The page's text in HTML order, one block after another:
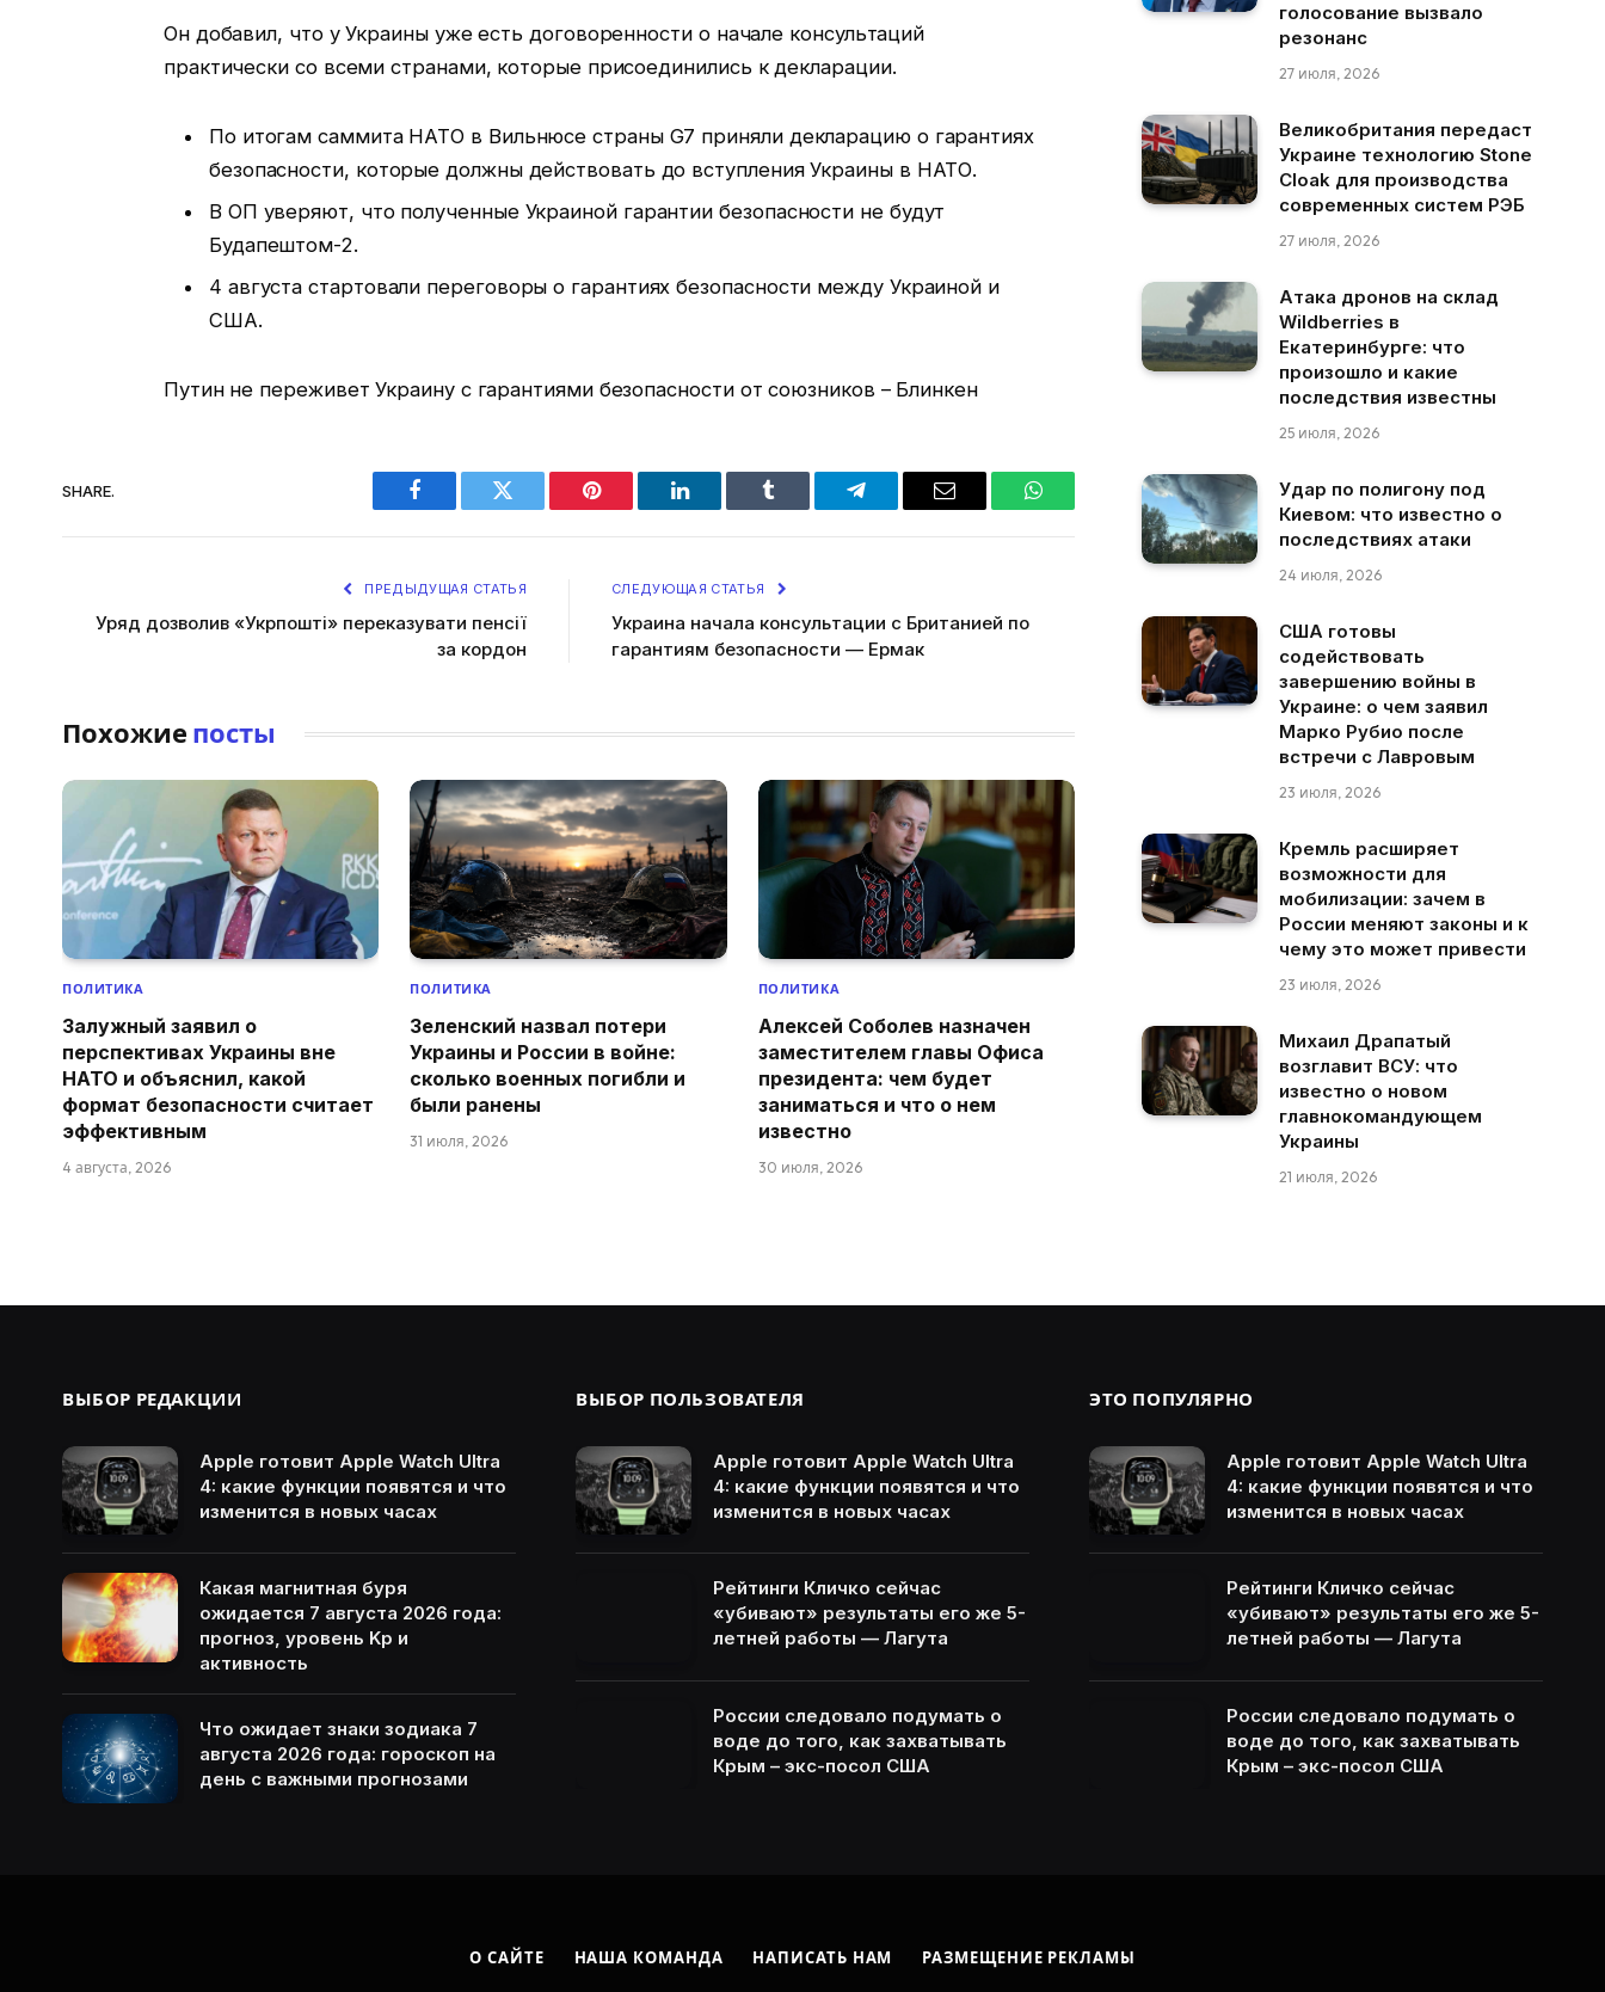
Он добавил, что у Украины уже есть договоренности о начале консультаций
практически со всеми странами, которые присоединились к декларации.
По итогам саммита НАТО в Вильнюсе страны G7 приняли декларацию о гарантиях
безопасности, которые должны действовать до вступления Украины в НАТО.
В ОП уверяют, что полученные Украиной гарантии безопасности не будут
Будапештом-2.
4 августа стартовали переговоры о гарантиях безопасности между Украиной и
США.
Путин не переживет Украину с гарантиями безопасности от союзников – Блинкен
SHARE.
Facebook Twitter Pinterest LinkedIn Tumblr Telegram Email WhatsApp
ПРЕДЫДУЩАЯ СТАТЬЯ
Уряд дозволив «Укрпошті» переказувати пенсії
за кордон
СЛЕДУЮЩАЯ СТАТЬЯ
Украина начала консультации с Британией по
гарантиям безопасности — Ермак
Похожие посты
ПОЛИТИКА
Залужный заявил о
перспективах Украины вне
НАТО и объяснил, какой
формат безопасности считает
эффективным
4 августа, 2026
ПОЛИТИКА
Зеленский назвал потери
Украины и России в войне:
сколько военных погибли и
были ранены
31 июля, 2026
ПОЛИТИКА
Алексей Соболев назначен
заместителем главы Офиса
президента: чем будет
заниматься и что о нем
известно
30 июля, 2026
голосование вызвало
резонанс
27 июля, 2026
Великобритания передаст
Украине технологию Stone
Cloak для производства
современных систем РЭБ
27 июля, 2026
Атака дронов на склад
Wildberries в
Екатеринбурге: что
произошло и какие
последствия известны
25 июля, 2026
Удар по полигону под
Киевом: что известно о
последствиях атаки
24 июля, 2026
США готовы
содействовать
завершению войны в
Украине: о чем заявил
Марко Рубио после
встречи с Лавровым
23 июля, 2026
Кремль расширяет
возможности для
мобилизации: зачем в
России меняют законы и к
чему это может привести
23 июля, 2026
Михаил Драпатый
возглавит ВСУ: что
известно о новом
главнокомандующем
Украины
21 июля, 2026
ВЫБОР РЕДАКЦИИ
Apple готовит Apple Watch Ultra
4: какие функции появятся и что
изменится в новых часах
Какая магнитная буря
ожидается 7 августа 2026 года:
прогноз, уровень Kp и
активность
Что ожидает знаки зодиака 7
августа 2026 года: гороскоп на
день с важными прогнозами
ВЫБОР ПОЛЬЗОВАТЕЛЯ
Apple готовит Apple Watch Ultra
4: какие функции появятся и что
изменится в новых часах
Рейтинги Кличко сейчас
«убивают» результаты его же 5-
летней работы — Лагута
России следовало подумать о
воде до того, как захватывать
Крым – экс-посол США
ЭТО ПОПУЛЯРНО
Apple готовит Apple Watch Ultra
4: какие функции появятся и что
изменится в новых часах
Рейтинги Кличко сейчас
«убивают» результаты его же 5-
летней работы — Лагута
России следовало подумать о
воде до того, как захватывать
Крым – экс-посол США
О САЙТЕ НАША КОМАНДА НАПИСАТЬ НАМ РАЗМЕЩЕНИЕ РЕКЛАМЫ